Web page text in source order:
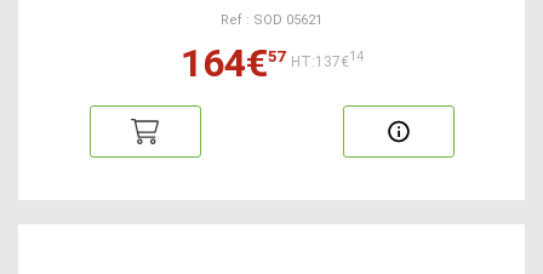
Ref : SOD 05621
164€57 HT:137€14